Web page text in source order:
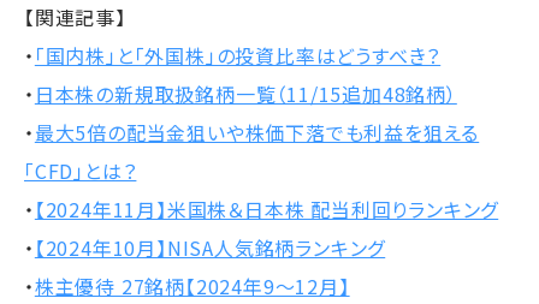
【関連記事】
・ 「国内株」と「外国株」の投資比率はどうすべき？
・ 日本株の新規取扱銘柄一覧（11/15追加48銘柄）
・最大5倍の配当金狙いや株価下落でも利益を狙える
「CFD」とは？
・ 【2024年11月】米国株＆日本株 配当利回りランキング
・ 【2024年10月】NISA人気銘柄ランキング
・株主優待 27銘柄【2024年9～12月】